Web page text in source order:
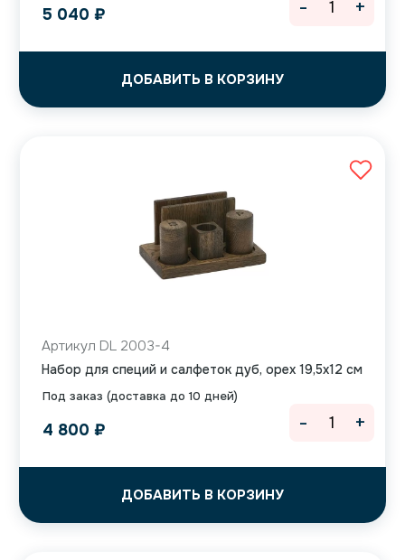
5 040 ₽
ДОБАВИТЬ В КОРЗИНУ
- +
Под заказ (доставка до 10 дней)
Артикул DL 2003-4
Набор для специй и салфеток дуб, орех 19,5х12 см
4 800 ₽
ДОБАВИТЬ В КОРЗИНУ
- +